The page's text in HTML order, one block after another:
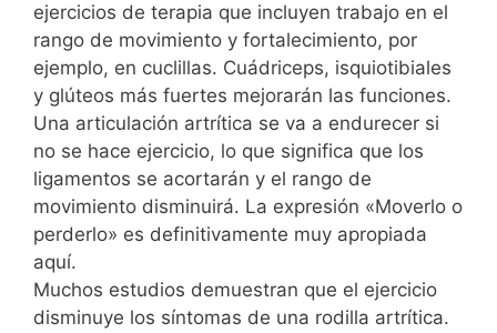
ejercicios de terapia que incluyen trabajo en el
rango de movimiento y fortalecimiento, por
ejemplo, en cuclillas. Cuádriceps, isquiotibiales
y glúteos más fuertes mejorarán las funciones.
Una articulación artrítica se va a endurecer si
no se hace ejercicio, lo que significa que los
ligamentos se acortarán y el rango de
movimiento disminuirá. La expresión «Moverlo o
perderlo» es definitivamente muy apropiada
aquí.
Muchos estudios demuestran que el ejercicio
disminuye los síntomas de una rodilla artrítica.